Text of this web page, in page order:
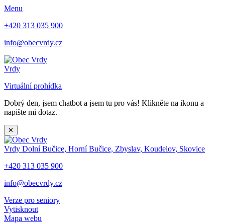
Menu
+420 313 035 900
info@obecvrdy.cz
Vrdy
Virtuální prohídka
Dobrý den, jsem chatbot a jsem tu pro vás! Klikněte na ikonu a
napište mi dotaz.
✕
Vrdy Dolní Bučice, Horní Bučice, Zbyslav, Koudelov, Skovice
+420 313 035 900
info@obecvrdy.cz
Verze pro seniory
Vytisknout
Mapa webu